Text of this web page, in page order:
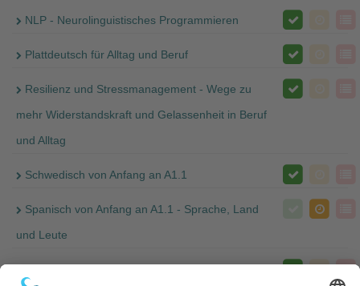
NLP - Neurolinguistisches Programmieren
Plattdeutsch für Alltag und Beruf
Resilienz und Stressmanagement - Wege zu
mehr Widerstandskraft und Gelassenheit in Beruf
und Alltag
Schwedisch von Anfang an A1.1
Spanisch von Anfang an A1.1 - Sprache, Land
und Leute